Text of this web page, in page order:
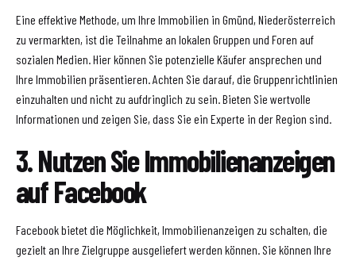
Eine effektive Methode, um Ihre Immobilien in Gmünd, Niederösterreich
zu vermarkten, ist die Teilnahme an lokalen Gruppen und Foren auf
sozialen Medien. Hier können Sie potenzielle Käufer ansprechen und
Ihre Immobilien präsentieren. Achten Sie darauf, die Gruppenrichtlinien
einzuhalten und nicht zu aufdringlich zu sein. Bieten Sie wertvolle
Informationen und zeigen Sie, dass Sie ein Experte in der Region sind.
3. Nutzen Sie Immobilienanzeigen
auf Facebook
Facebook bietet die Möglichkeit, Immobilienanzeigen zu schalten, die
gezielt an Ihre Zielgruppe ausgeliefert werden können. Sie können Ihre